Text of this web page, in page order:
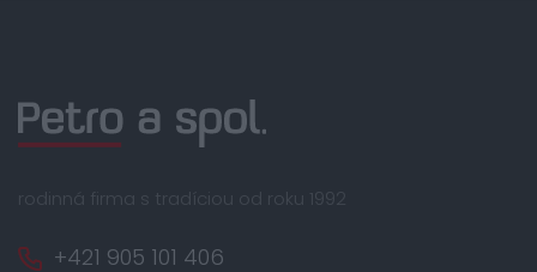
rodinná firma s tradíciou od roku 1992
+421 905 101 406